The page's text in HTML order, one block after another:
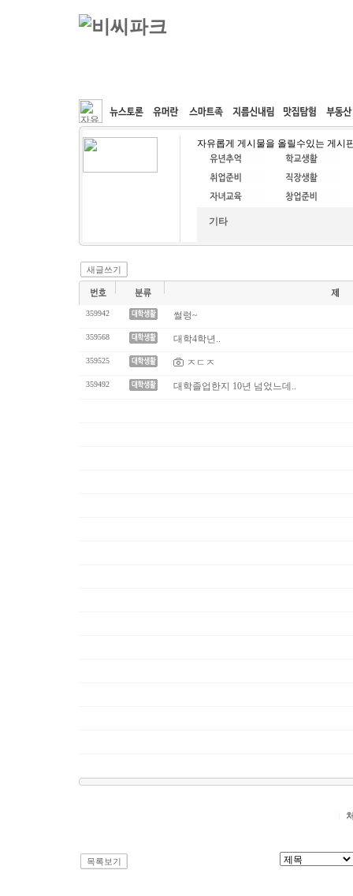
커뮤니티 속도패치 웹호스팅 공동구매
자유롭게 게시물을 올릴수있는 게시
기타
새글쓰기
359942 썰렁~
359568 대학4학년..
359525 ㅈㄷㅈ
359492 대학졸업한지 10년 넘었느데..
목록보기